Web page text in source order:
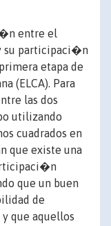
entre el
su participaci�n
etapa de
(ELCA). Para
las dos
utilizando
cuadrados en
que existe una
que un buen
de
que aquellos